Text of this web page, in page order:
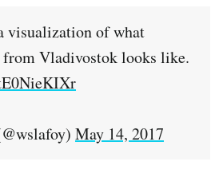
visualization of what
Vladivostok looks like.
May 14, 2017